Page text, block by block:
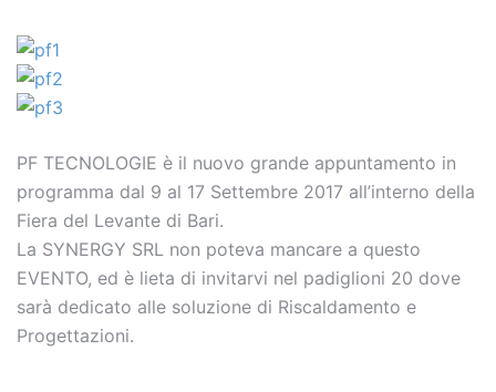
PF TECNOLOGIE è il nuovo grande appuntamento in
programma dal 9 al 17 Settembre 2017 all’interno della
Fiera del Levante di Bari.
La SYNERGY SRL non poteva mancare a questo
EVENTO, ed è lieta di invitarvi nel padiglioni 20 dove
sarà dedicato alle soluzione di Riscaldamento e
Progettazioni.